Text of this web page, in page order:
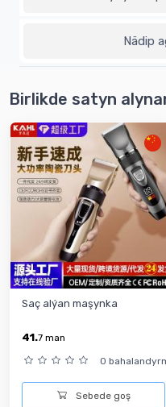
Nädip
Birlikde satyn
Saç alýan maşynka
41.7 man
0
Sebede goş